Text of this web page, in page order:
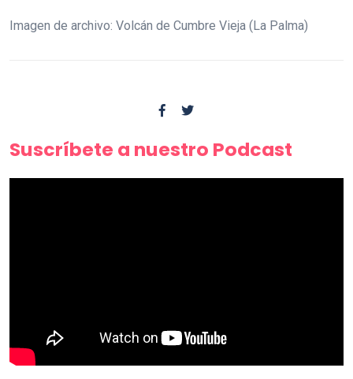
Imagen de archivo: Volcán de Cumbre Vieja (La Palma)
Suscríbete a nuestro Podcast